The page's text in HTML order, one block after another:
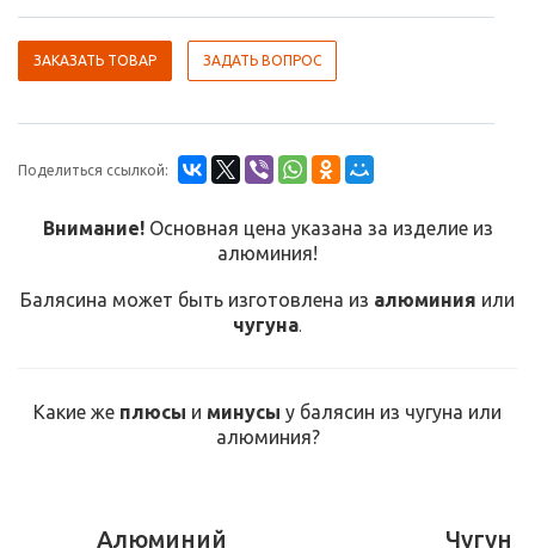
ЗАКАЗАТЬ ТОВАР ЗАДАТЬ ВОПРОС
Поделиться ссылкой:
Внимание! Основная цена указана за изделие из
алюминия!
Балясина может быть изготовлена из алюминия или
чугуна.
Какие же плюсы и минусы у балясин из чугуна или
алюминия?
Алюминий Чугун